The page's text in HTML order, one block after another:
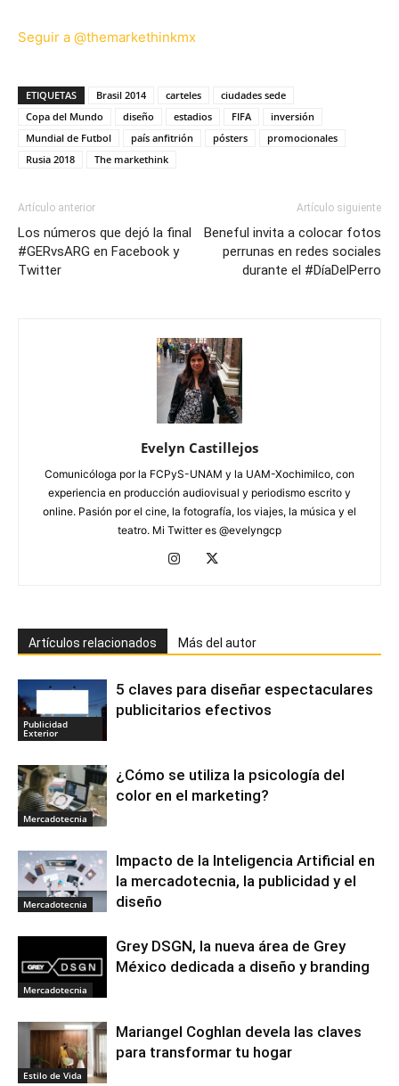
Seguir a @themarkethinkmx
ETIQUETAS Brasil 2014 carteles
ciudades sede
Copa del Mundo
diseño estadios FIFA
inversión
Mundial de Futbol
país anfitrión pósters
promocionales
Rusia 2018
The markethink
Artículo anterior
Los números que dejó la final
#GERvsARG en Facebook y
Twitter
Artículo siguiente
Beneful invita a colocar fotos
perrunas en redes sociales
durante el #DíaDelPerro
Evelyn Castillejos
Comunicóloga por la FCPyS-UNAM y la UAM-Xochimilco, con
experiencia en producción audiovisual y periodismo escrito y
online. Pasión por el cine, la fotografía, los viajes, la música y el
teatro. Mi Twitter es @evelyngcp
Artículos relacionados Más del autor
Publicidad
Exterior
5 claves para diseñar espectaculares
publicitarios efectivos
Mercadotecnia
¿Cómo se utiliza la psicología del
color en el marketing?
Mercadotecnia
Impacto de la Inteligencia Artificial en
la mercadotecnia, la publicidad y el
diseño
Mercadotecnia
Grey DSGN, la nueva área de Grey
México dedicada a diseño y branding
Estilo de Vida
Mariangel Coghlan devela las claves
para transformar tu hogar